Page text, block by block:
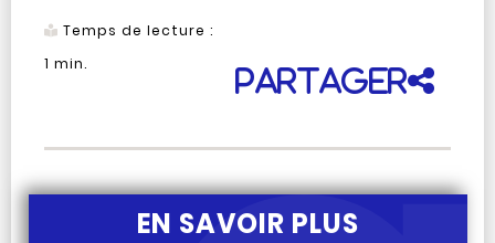
Temps de lecture :
1 min.
Partager
EN SAVOIR PLUS